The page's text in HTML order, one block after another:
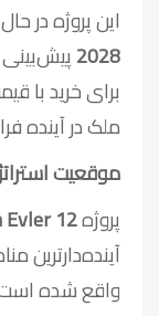
این پروژه در
2028
برای خرید با
ملک در آینده
موقعیت
پروژهEvler 12
آینده‌دارترین
واقع شده